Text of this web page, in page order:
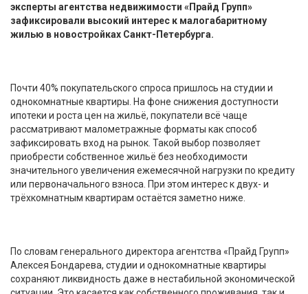
эксперты агентства недвижимости «Прайд Групп»
зафиксировали высокий интерес к малогабаритному
жилью в новостройках Санкт-Петербурга.
Почти 40% покупательского спроса пришлось на студии и
однокомнатные квартиры. На фоне снижения доступности
ипотеки и роста цен на жильё, покупатели всё чаще
рассматривают малометражные форматы как способ
зафиксировать вход на рынок. Такой выбор позволяет
приобрести собственное жильё без необходимости
значительного увеличения ежемесячной нагрузки по кредиту
или первоначального взноса. При этом интерес к двух- и
трёхкомнатным квартирам остаётся заметно ниже.
По словам генерального директора агентства «Прайд Групп»
Алексея Бондарева, студии и однокомнатные квартиры
сохраняют ликвидность даже в нестабильной экономической